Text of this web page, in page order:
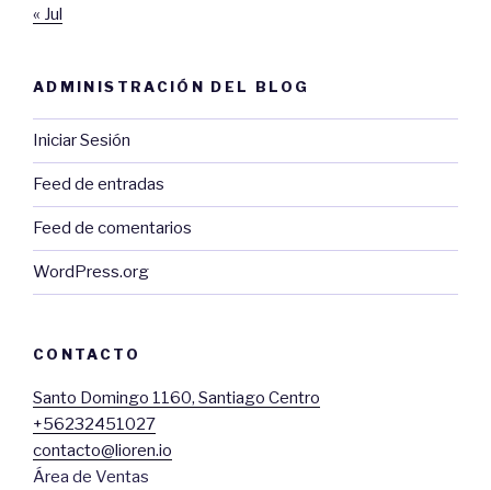
« Jul
ADMINISTRACIÓN DEL BLOG
Iniciar Sesión
Feed de entradas
Feed de comentarios
WordPress.org
CONTACTO
Santo Domingo 1160, Santiago Centro
+56232451027
contacto@lioren.io
Área de Ventas